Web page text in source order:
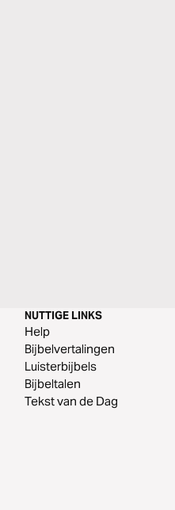
NUTTIGE LINKS
Help
Bijbelvertalingen
Luisterbijbels
Bijbeltalen
Tekst van de Dag